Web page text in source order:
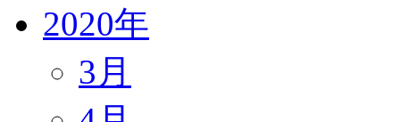
2020年
3月